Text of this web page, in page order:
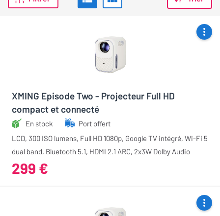
XMING Episode Two - Projecteur Full HD
compact et connecté
En stock
Port offert
LCD, 300 ISO lumens, Full HD 1080p, Google TV intégré, Wi-Fi 5
dual band, Bluetooth 5.1, HDMI 2.1 ARC, 2x3W Dolby Audio
299 €